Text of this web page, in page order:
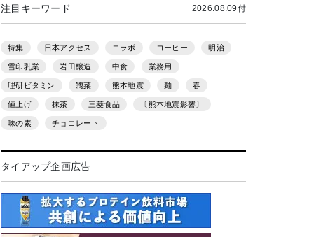
注目キーワード 2026.08.09付
特集 日本アクセス コラボ コーヒー 明治
雪印乳業 岩田醸造 中食 業務用
理研ビタミン 惣菜 熊本地震 麺 春
値上げ 抹茶 三菱食品 〔熊本地震影響〕
味の素 チョコレート
タイアップ企画広告